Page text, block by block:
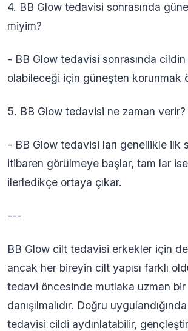
4. BB Glow tedavisi sonrasında
miyim?
- BB Glow tedavisi sonrasında cildin
olabileceği için güneşten korunmak
5. BB Glow tedavisi ne zaman verir?
- BB Glow tedavisi ları genellikle ilk
itibaren görülmeye başlar, tam lar
ilerledikçe ortaya çıkar.
---
BB Glow cilt tedavisi erkekler için
ancak her bireyin cilt yapısı farklı
tedavi öncesinde mutlaka uzman
danışılmalıdır. Doğru
tedavisi cildi aydınlatabilir,